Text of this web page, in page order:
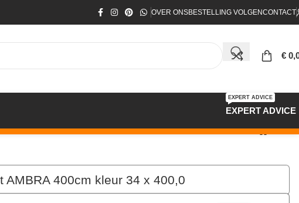
OVER ONSBESTELLING VOLGENCONTACT
€
EXPERT ADVICE
EXPERT ADVICE
AMBRA 400cm kleur 34 x 400,0
€159,60 per mtr